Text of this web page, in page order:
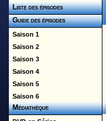
Liste des épisodes
Guide des épisodes
Saison 1
Saison 2
Saison 3
Saison 4
Saison 5
Saison 6
Médiathèque